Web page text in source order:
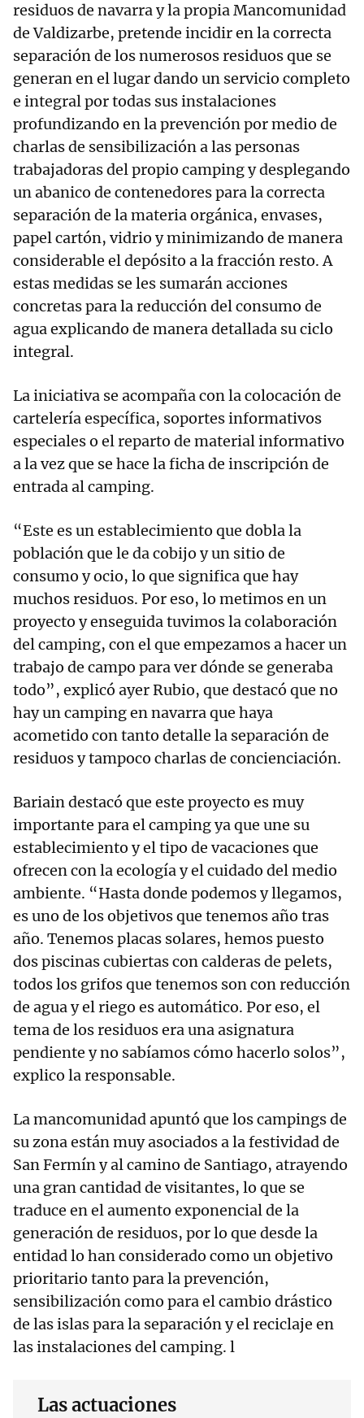
residuos de navarra y la propia Mancomunidad
de Valdizarbe, pretende incidir en la correcta
separación de los numerosos residuos que se
generan en el lugar dando un servicio completo
e integral por todas sus instalaciones
profundizando en la prevención por medio de
charlas de sensibilización a las personas
trabajadoras del propio camping y desplegando
un abanico de contenedores para la correcta
separación de la materia orgánica, envases,
papel cartón, vidrio y minimizando de manera
considerable el depósito a la fracción resto. A
estas medidas se les sumarán acciones
concretas para la reducción del consumo de
agua explicando de manera detallada su ciclo
integral.
La iniciativa se acompaña con la colocación de
cartelería específica, soportes informativos
especiales o el reparto de material informativo
a la vez que se hace la ficha de inscripción de
entrada al camping.
“Este es un establecimiento que dobla la
población que le da cobijo y un sitio de
consumo y ocio, lo que significa que hay
muchos residuos. Por eso, lo metimos en un
proyecto y enseguida tuvimos la colaboración
del camping, con el que empezamos a hacer un
trabajo de campo para ver dónde se generaba
todo”, explicó ayer Rubio, que destacó que no
hay un camping en navarra que haya
acometido con tanto detalle la separación de
residuos y tampoco charlas de concienciación.
Bariain destacó que este proyecto es muy
importante para el camping ya que une su
establecimiento y el tipo de vacaciones que
ofrecen con la ecología y el cuidado del medio
ambiente. “Hasta donde podemos y llegamos,
es uno de los objetivos que tenemos año tras
año. Tenemos placas solares, hemos puesto
dos piscinas cubiertas con calderas de pelets,
todos los grifos que tenemos son con reducción
de agua y el riego es automático. Por eso, el
tema de los residuos era una asignatura
pendiente y no sabíamos cómo hacerlo solos”,
explico la responsable.
La mancomunidad apuntó que los campings de
su zona están muy asociados a la festividad de
San Fermín y al camino de Santiago, atrayendo
una gran cantidad de visitantes, lo que se
traduce en el aumento exponencial de la
generación de residuos, por lo que desde la
entidad lo han considerado como un objetivo
prioritario tanto para la prevención,
sensibilización como para el cambio drástico
de las islas para la separación y el reciclaje en
las instalaciones del camping. l
Las actuaciones